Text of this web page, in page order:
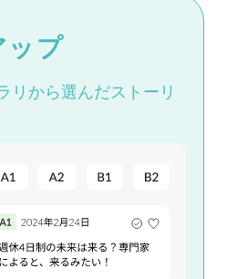
ップ
リから選んだストーリ